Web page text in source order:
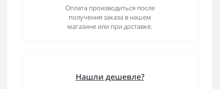
Оплата производиться после
получения заказа в нашем
магазине или при доставке.
Нашли дешевле?